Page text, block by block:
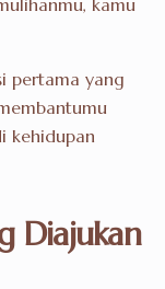
kamu
pertama yang
kehidupan
Diajukan